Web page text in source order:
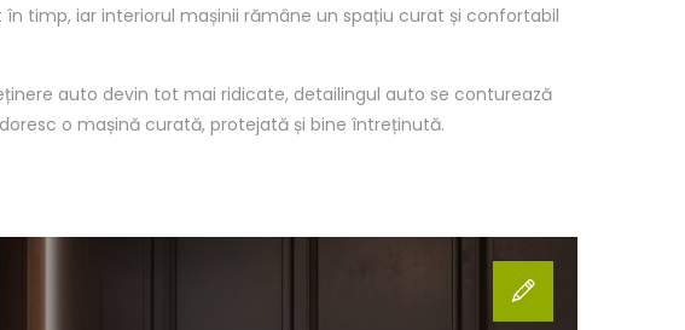
timp, iar interiorul mașinii rămâne un spațiu curat și confortabil
auto devin tot mai ridicate, detailingul auto se conturează
o mașină curată, protejată și bine întreținută.